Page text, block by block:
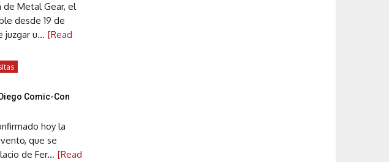
de Metal Gear, el
desde 19 de
juzgar u... [Read
Comic-Con
hoy la
que se
de Fer... [Read